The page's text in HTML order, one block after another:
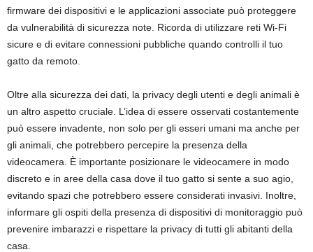
firmware dei dispositivi e le applicazioni associate può proteggere
da vulnerabilità di sicurezza note. Ricorda di utilizzare reti Wi-Fi
sicure e di evitare connessioni pubbliche quando controlli il tuo
gatto da remoto.
Oltre alla sicurezza dei dati, la privacy degli utenti e degli animali è
un altro aspetto cruciale. L’idea di essere osservati costantemente
può essere invadente, non solo per gli esseri umani ma anche per
gli animali, che potrebbero percepire la presenza della
videocamera. È importante posizionare le videocamere in modo
discreto e in aree della casa dove il tuo gatto si sente a suo agio,
evitando spazi che potrebbero essere considerati invasivi. Inoltre,
informare gli ospiti della presenza di dispositivi di monitoraggio può
prevenire imbarazzi e rispettare la privacy di tutti gli abitanti della
casa.